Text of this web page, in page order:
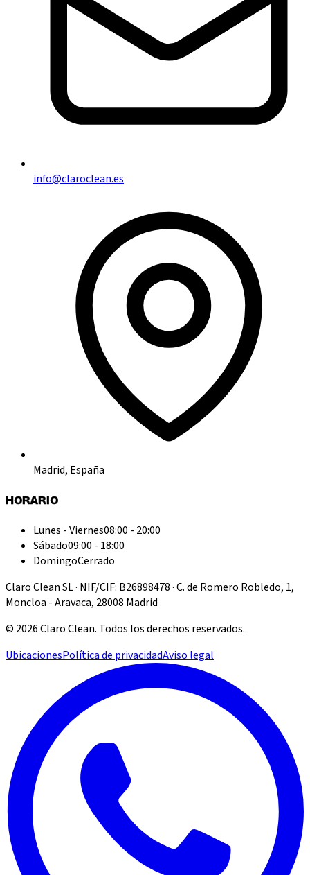
info@claroclean.es
Madrid, España
HORARIO
Lunes - Viernes08:00 - 20:00
Sábado09:00 - 18:00
DomingoCerrado
Claro Clean SL · NIF/CIF: B26898478 · C. de Romero Robledo, 1,
Moncloa - Aravaca, 28008 Madrid
© 2026Claro Clean. Todos los derechos reservados.
UbicacionesPolítica de privacidadAviso legal